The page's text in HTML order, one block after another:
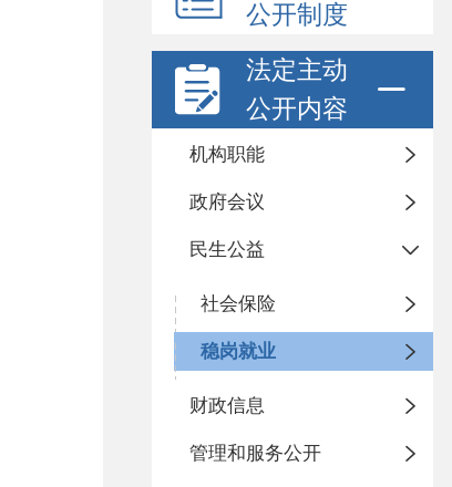
公开制度
法定主动
公开内容
机构职能
政府会议
民生公益
社会保险
稳岗就业
财政信息
管理和服务公开